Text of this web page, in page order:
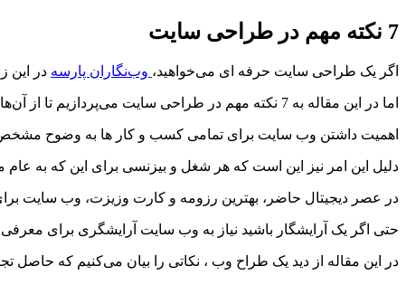
7 نکته مهم در طراحی سایت
اگر یک طراحی سایت حرفه ای می‌خواهید، وب‌نگاران پارسه در این
اما در این مقاله به 7 نکته مهم در طراحی سایت می‌پردازیم تا از آن‌ها آگاه باشید و در مورد
اهمیت داشتن وب سایت برای تمامی کسب و کار ها به وضوح
دلیل این امر نیز این است که هر شغل و بیزنسی برای این که به
در عصر دیجیتال حاضر، بهترین رزومه و کارت وزیزت، وب
حتی اگر یک آرایشگار باشید نیاز به وب سایت آرایشگری برای معرفی
در این مقاله از دید یک طراح وب ، نکاتی را بیان می‌کنیم که حاصل